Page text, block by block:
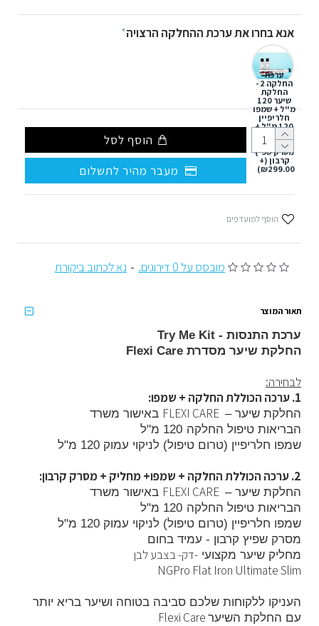
מובסס על 0 דירוגים. - נא לכתוב ביקורת
אנא בחרו את ערכת ההחלקה הרצויה
ערכת
החלקה 2 -
החלקת
שיער 120
מ"ל + שמפו
חלריפיין
120 מ"ל +
מחליק
מסרק שפיץ
קרבון (+
₪299.00)
הוסף לסל
מעבר מהיר לתשלום
הוסף למועדפים
תאור המוצר
ערכת התנסות - Try Me Kit
החלקת שיער מסדרת Flexi Care
לבחירה:
1. ערכה הכוללת החלקה + שמפו:
החלקת שיער – FLEXI CARE באישור משרד
הבריאות טיפול החלקה 120 מ"ל
שמפו חלריפיין (טרום טיפול) לניקוי עמוק
2. ערכה הכוללת החלקה + שמפו+ מחליק + מסרק קרבון:
החלקת שיער – FLEXI CARE באישור משרד
הבריאות טיפול החלקה 120 מ"ל
שמפו חלריפיין (טרום טיפול) לניקוי עמוק
מסרק שפיץ קרבון - עמיד בחום
מחליק שיער מקצועי דק- בצבע לבן-
NGPro Flat Iron Ultimate Slim
העניקו ללקוחות שלכם סביבה בטוחה ושיער בריא יותר
עם החלקת השיער Flexi Care